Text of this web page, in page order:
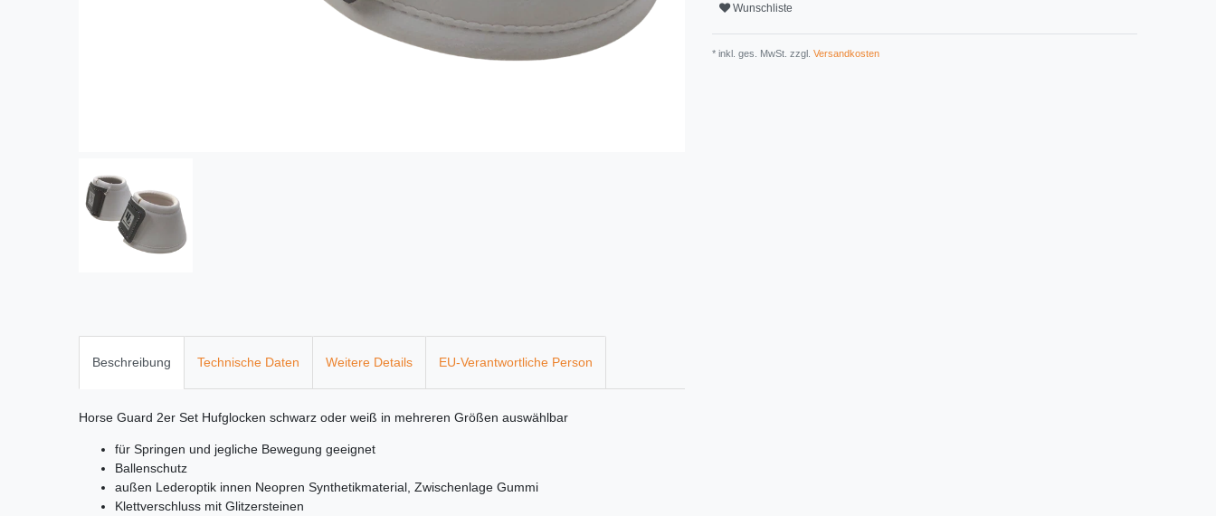
Wunschliste
* inkl. ges. MwSt. zzgl. Versandkosten
Beschreibung Technische Daten Weitere Details EU-Verantwortliche Person
Horse Guard 2er Set Hufglocken schwarz oder weiß in mehreren Größen auswählbar
für Springen und jegliche Bewegung geeignet
Ballenschutz
außen Lederoptik innen Neopren Synthetikmaterial, Zwischenlage Gummi
Klettverschluss mit Glitzersteinen